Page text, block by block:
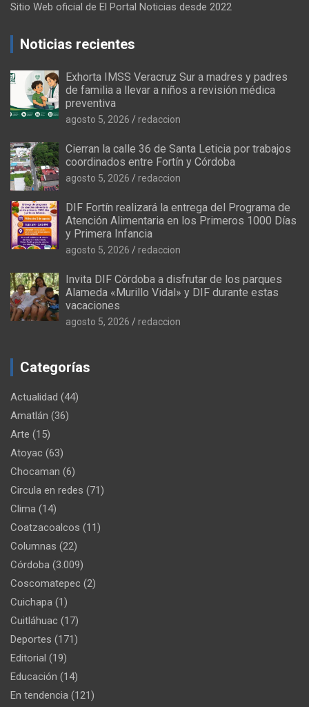
Sitio Web oficial de El Portal Noticias desde 2022
Noticias recientes
Exhorta IMSS Veracruz Sur a madres y padres
de familia a llevar a niños a revisión médica
preventiva
agosto 5, 2026 redaccion
Cierran la calle 36 de Santa Leticia por trabajos
coordinados entre Fortín y Córdoba
agosto 5, 2026 redaccion
DIF Fortín realizará la entrega del Programa de
Atención Alimentaria en los Primeros 1000 Días
y Primera Infancia
agosto 5, 2026 redaccion
Invita DIF Córdoba a disfrutar de los parques
Alameda «Murillo Vidal» y DIF durante estas
vacaciones
agosto 5, 2026 redaccion
Categorías
Actualidad (44)
Amatlán (36)
Arte (15)
Atoyac (63)
Chocaman (6)
Circula en redes (71)
Clima (14)
Coatzacoalcos (11)
Columnas (22)
Córdoba (3.009)
Coscomatepec (2)
Cuichapa (1)
Cuitláhuac (17)
Deportes (171)
Editorial (19)
Educación (14)
En tendencia (121)